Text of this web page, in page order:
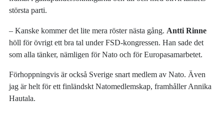
största parti.
– Kanske kommer det lite mera röster nästa gång. Antti Rinne
höll för övrigt ett bra tal under FSD-kongressen. Han sade det
som alla tänker, nämligen för Nato och för Europasamarbetet.
Förhoppningvis är också Sverige snart medlem av Nato. Även
jag är helt för ett finländskt Natomedlemskap, framhåller Annika
Hautala.